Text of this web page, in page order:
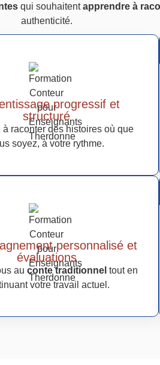
qui souhaitentapprendre à
authenticité.
progressif et
structuré
à raconter des histoires où que
soyez, à votre rythme.
personnalisé et
évaluations
au conte traditionnel tout en
votre travail actuel.